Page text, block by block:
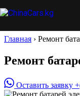
Главная › Ремонт
Ремонт
Оставить заявку